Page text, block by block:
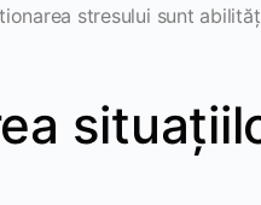
stresului sunt